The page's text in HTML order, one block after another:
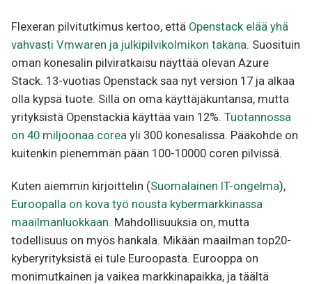
Flexeran pilvitutkimus kertoo, että Openstack elää yhä
vahvasti Vmwaren ja julkipilvikolmikon takana. Suosituin
oman konesalin pilviratkaisu näyttää olevan Azure
Stack. 13-vuotias Openstack saa nyt version 17 ja alkaa
olla kypsä tuote. Sillä on oma käyttäjäkuntansa, mutta
yrityksistä Openstackiä käyttää vain 12%. Tuotannossa
on 40 miljoonaa corea yli 300 konesalissa. Pääkohde on
kuitenkin pienemmän pään 100-10000 coren pilvissä.
Kuten aiemmin kirjoittelin (Suomalainen IT-ongelma),
Euroopalla on kova työ nousta kybermarkkinassa
maailmanluokkaan. Mahdollisuuksia on, mutta
todellisuus on myös hankala. Mikään maailman top20-
kyberyrityksistä ei tule Euroopasta. Eurooppa on
monimutkainen ja vaikea markkinapaikka, ja täältä